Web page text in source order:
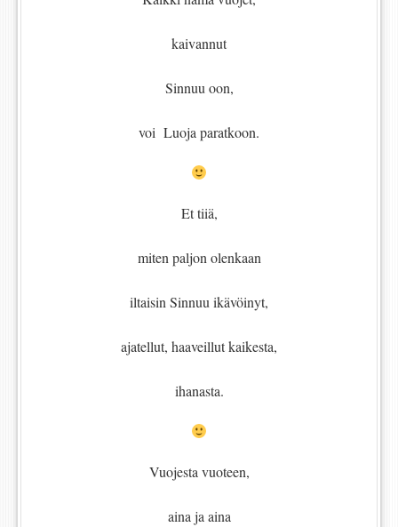
kaivannut
Sinnuu oon,
voi Luoja paratkoon.
Et tiiä,
miten paljon olenkaan
iltaisin Sinnuu ikävöinyt,
ajatellut, haaveillut kaikesta,
ihanasta.
Vuojesta vuoteen,
aina ja aina